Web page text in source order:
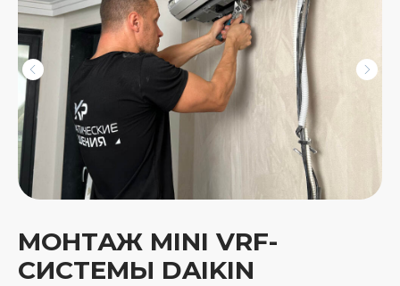
МОНТАЖ MINI VRF-
СИСТЕМЫ DAIKIN